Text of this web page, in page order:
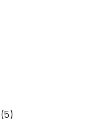
(5)